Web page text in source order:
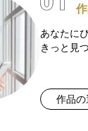
あなたに
きっと見
作品